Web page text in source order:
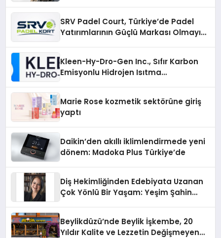
SRV Padel Court, Türkiye’de Padel
Yatırımlarının Güçlü Markası Olmayı
Kleen-Hy-Dro-Gen Inc., Sıfır Karbon
Emisyonlu Hidrojen Isıtma
Marie Rose kozmetik sektörüne giriş
yaptı
Daikin’den akıllı iklimlendirmede yeni
dönem: Madoka Plus Türkiye’de
Diş Hekimliğinden Edebiyata Uzanan
Çok Yönlü Bir Yaşam: Yeşim Şahin
Beylikdüzü’nde Beylik İşkembe, 20
Yıldır Kalite ve Lezzetin Değişmeyen